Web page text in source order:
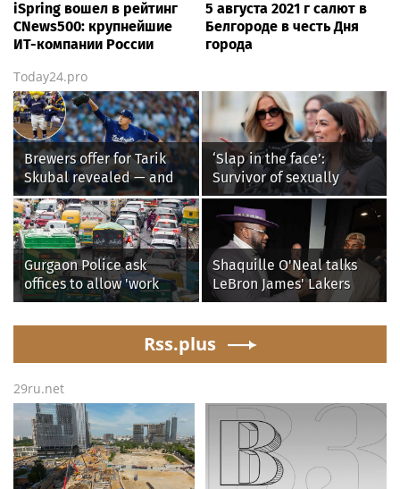
iSpring вошел в рейтинг
CNews500: крупнейшие
ИТ-компании России
5 августа 2021 г салют в
Белгороде в честь Дня
города
Today24.pro
Brewers offer for Tarik
Skubal revealed — and
it’s better than the
Dodgers
‘Slap in the face’:
Survivor of sexually
explicit deepfakes
lashes out over
Republicans stalling on
AOC’s AI crimes bill
Gurgaon Police ask
offices to allow 'work
from home' as heavy rain
Shaquille O'Neal talks
LeBron James' Lakers
legacy, why his new 76ers
'dangerous'
Rss.plus
29ru.net